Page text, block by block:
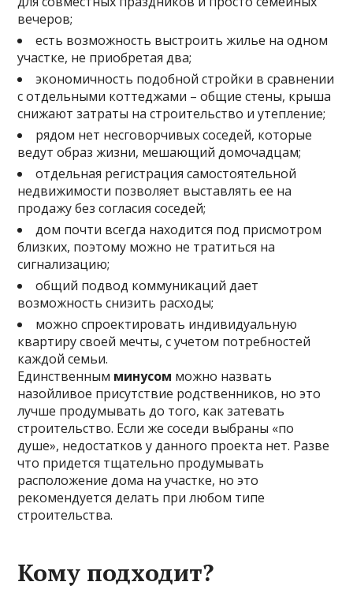
вечеров;
есть возможность выстроить жилье на одном
участке, не приобретая два;
экономичность подобной стройки в сравнении
с отдельными коттеджами – общие стены, крыша
снижают затраты на строительство и утепление;
рядом нет несговорчивых соседей, которые
ведут образ жизни, мешающий домочадцам;
отдельная регистрация самостоятельной
недвижимости позволяет выставлять ее на
продажу без согласия соседей;
дом почти всегда находится под присмотром
близких, поэтому можно не тратиться на
сигнализацию;
общий подвод коммуникаций дает
возможность снизить расходы;
можно спроектировать индивидуальную
квартиру своей мечты, с учетом потребностей
каждой семьи.
Единственным минусом можно назвать
назойливое присутствие родственников, но это
лучше продумывать до того, как затевать
строительство. Если же соседи выбраны «по
душе», недостатков у данного проекта нет. Разве
что придется тщательно продумывать
расположение дома на участке, но это
рекомендуется делать при любом типе
строительства.
Кому подходит?